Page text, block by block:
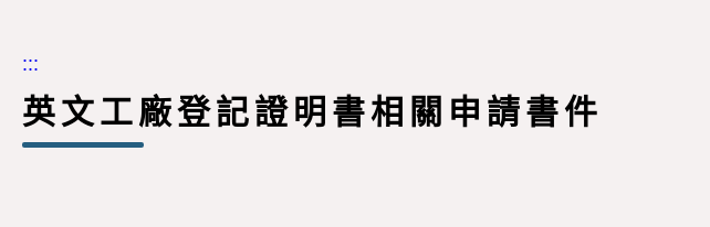
:::
英文工廠登記證明書相關申請書件